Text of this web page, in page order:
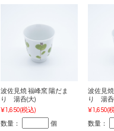
波佐見焼 福峰窯 陽だま
り 湯呑(大)
¥1,650(税込)
数量： 個
波佐見
り 湯呑
¥1,650(
数量：